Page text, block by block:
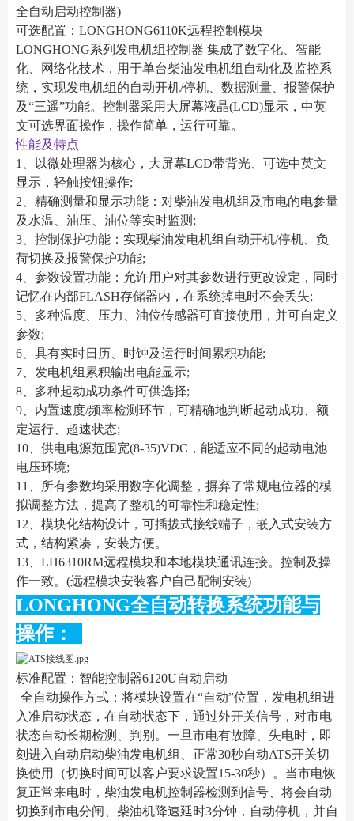
全自动启动控制器)
可选配置：LONGHONG6110K远程控制模块
LONGHONG系列发电机组控制器 集成了数字化、智能
化、网络化技术，用于单台柴油发电机组自动化及监控系
统，实现发电机组的自动开机/停机、数据测量、报警保护
及“三遥”功能。控制器采用大屏幕液晶(LCD)显示，中英
文可选界面操作，操作简单，运行可靠。
性能及特点
1、以微处理器为核心，大屏幕LCD带背光、可选中英文
显示，轻触按钮操作;
2、精确测量和显示功能：对柴油发电机组及市电的电参量
及水温、油压、油位等实时监测;
3、控制保护功能：实现柴油发电机组自动开机/停机、负
荷切换及报警保护功能;
4、参数设置功能：允许用户对其参数进行更改设定，同时
记忆在内部FLASH存储器内，在系统掉电时不会丢失;
5、多种温度、压力、油位传感器可直接使用，并可自定义
参数;
6、具有实时日历、时钟及运行时间累积功能;
7、发电机组累积输出电能显示;
8、多种起动成功条件可供选择;
9、内置速度/频率检测环节，可精确地判断起动成功、额
定运行、超速状态;
10、供电电源范围宽(8-35)VDC，能适应不同的起动电池
电压环境;
11、所有参数均采用数字化调整，摒弃了常规电位器的模
拟调整方法，提高了整机的可靠性和稳定性;
12、模块化结构设计，可插拔式接线端子，嵌入式安装方
式，结构紧凑，安装方便。
13、LH6310RM远程模块和本地模块通讯连接。控制及操
作一致。(远程模块安装客户自己配制安装)
LONGHONG全自动转换系统功能与
操作：
标准配置：智能控制器6120U自动启动
全自动操作方式：将模块设置在“自动”位置，发电机组进
入准启动状态，在自动状态下，通过外开关信号，对市电
状态自动长期检测、判别。一旦市电有故障、失电时，即
刻进入自动启动柴油发电机组、正常30秒自动ATS开关切
换使用（切换时间可以客户要求设置15-30秒）。当市电恢
复正常来电时，柴油发电机控制器检测到信号、将会自动
切换到市电分闸、柴油机降速延时3分钟，自动停机，并自